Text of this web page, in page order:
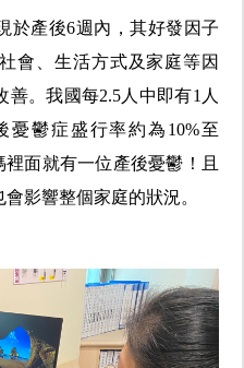
於產後6週內，其好發因子
會、生活方式及家庭等因
。我國每2.5人中即有1人
鬱症盛行率約為10%至
面就有一位產後憂鬱！且
影響整個家庭的狀況。